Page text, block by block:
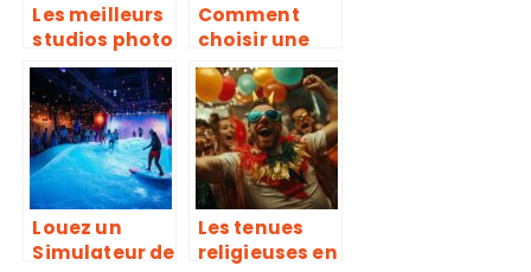
Les meilleurs
studios photo
professionnel
s à Paris
Comment
choisir une
agence de
captation
vidéo
spécialisée à
Paris et Île-
de-France
pour vos
événements
Louez un
Simulateur de
Les tenues
religieuses en